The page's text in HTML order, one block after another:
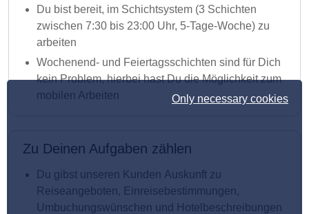
Only necessary cookies
Du bist bereit, im Schichtsystem (3 Schichten
zwischen 7:30 bis 23:00 Uhr, 5-Tage-Woche) zu
arbeiten
Wochenend- und Feiertagsschichten sind für Dich
kein Problem, hierbei hast Du die Möglichkeit zum
mobilen Arbeiten
Zu Deinen Aufgaben zählen
Du gibst unseren Kunden Auskunft zu
Reiseangeboten, Einreisebestimmungen,
Umbuchungswünschen und Hotelbeschreibungen